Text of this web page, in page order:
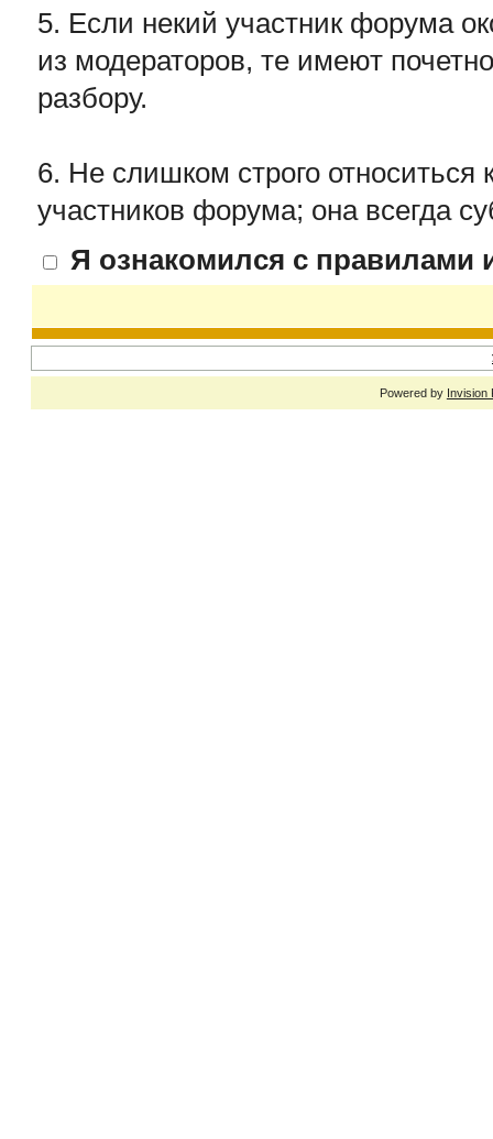
5. Если некий участник форума
из модераторов, те имеют
разбору.
6. Не слишком строго относиться
участников форума; она всегда
Я ознакомился с правилами
Powered by Invision